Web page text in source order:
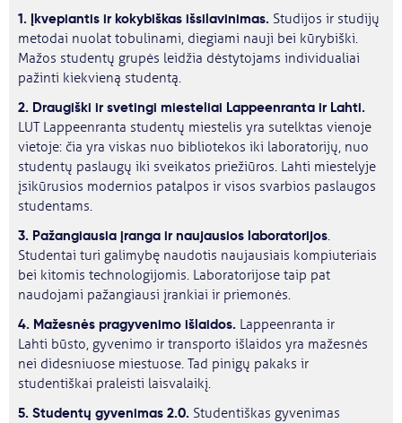
1. Įkvepiantis ir kokybiškas išsilavinimas. Studijos ir studijų
metodai nuolat tobulinami, diegiami nauji bei kūrybiški.
Mažos studentų grupės leidžia dėstytojams individualiai
pažinti kiekvieną studentą.
2. Draugiški ir svetingi miesteliai Lappeenranta ir Lahti.
LUT Lappeenranta studentų miestelis yra sutelktas vienoje
vietoje: čia yra viskas nuo bibliotekos iki laboratorijų, nuo
studentų paslaugų iki sveikatos priežiūros. Lahti miestelyje
įsikūrusios modernios patalpos ir visos svarbios paslaugos
studentams.
3. Pažangiausia įranga ir naujausios laboratorijos.
Studentai turi galimybę naudotis naujausiais kompiuteriais
bei kitomis technologijomis. Laboratorijose taip pat
naudojami pažangiausi įrankiai ir priemonės.
4. Mažesnės pragyvenimo išlaidos. Lappeenranta ir
Lahti būsto, gyvenimo ir transporto išlaidos yra mažesnės
nei didesniuose miestuose. Tad pinigų pakaks ir
studentiškai praleisti laisvalaikį.
5. Studentų gyvenimas 2.0. Studentiškas gyvenimas